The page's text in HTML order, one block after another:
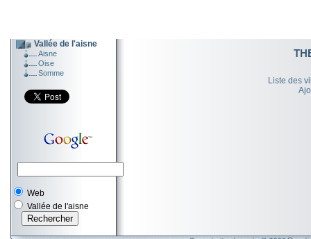
Vallée de l'aisne
Aisne
Oise
Somme
Web
Vallée de l'aisne
Liste des